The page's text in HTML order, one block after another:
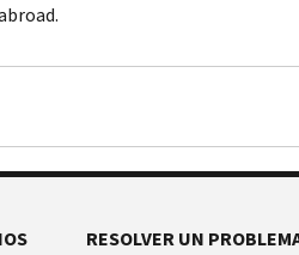
RESOLVER UN